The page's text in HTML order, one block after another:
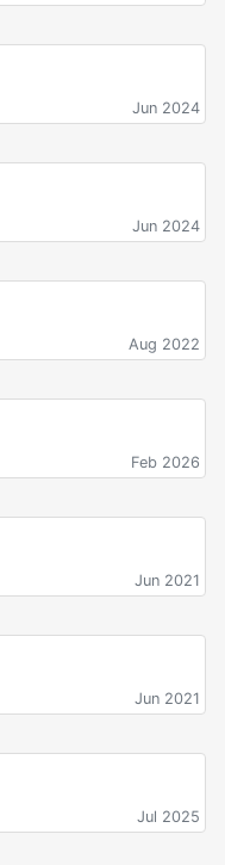
Jun 2024
Jun 2024
Aug 2022
Feb 2026
Jun 2021
Jun 2021
Jul 2025